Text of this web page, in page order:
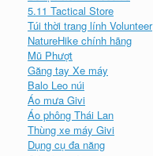
5.11 Tactical Store
Túi thời trang lính Volunteer
NatureHike chính hãng
Mũ Phượt
Găng tay Xe máy
Balo Leo núi
Áo mưa Givi
Áo phông Thái Lan
Thùng xe máy Givi
Dụng cụ đa năng